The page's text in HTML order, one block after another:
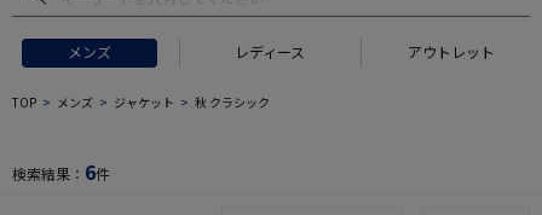
メンズ レディース アウトレット
フトにおすすめ #セットアップ スーツ
TOP メンズ ジャケット 秋 クラシック
検索結果： 6件